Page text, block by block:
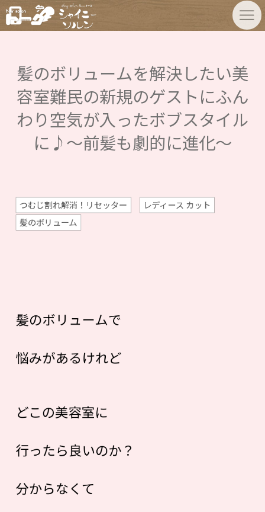
髪のボリュームを解決したい美
容室難民の新規のゲストにふん
わり空気が入ったボブスタイル
に♪〜前髪も劇的に進化〜
つむじ割れ解消！リセッター
レディース カット
髪のボリューム
髪のボリュームで
悩みがあるけれど
どこの美容室に
行ったら良いのか？
分からなくて